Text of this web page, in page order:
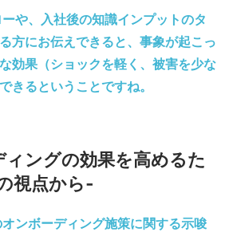
や、入社後の知識インプットのタ
方にお伝えできると、事象が起こっ
効果（ショックを軽く、被害を少な
きるということですね。
ィングの効果を高めるた
視点から‐
ンボーディング施策に関する示唆